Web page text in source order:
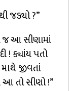
જડ્યો ?”
જ આ સીણામાં
! ક્યાંય પતો
જીવતાં
આ તો સીણો !”